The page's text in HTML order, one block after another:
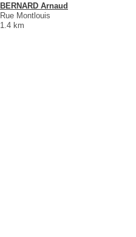
BERNARD Arnaud
Rue Montlouis
1.4 km